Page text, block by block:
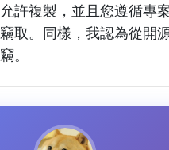
許複製，並且您遵循專
取。同樣，我認為從開
。